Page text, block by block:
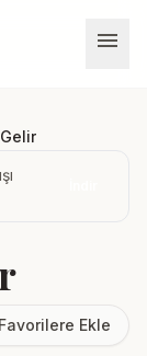
menu
Favorilere Ekle